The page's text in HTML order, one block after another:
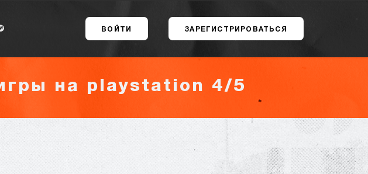
ВОЙТИ ЗАРЕГИСТРИРОВАТЬСЯ
на playstation 4/5